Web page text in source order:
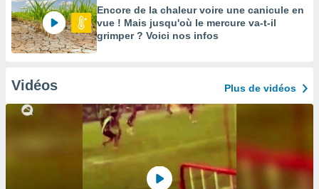
Encore de la chaleur voire une canicule en
vue ! Mais jusqu'où le mercure va-t-il
grimper ? Voici nos infos
Vidéos Plus de vidéos